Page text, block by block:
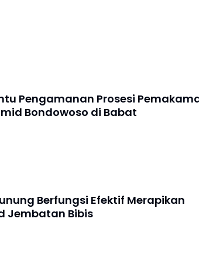
Pengamanan Prosesi
Bondowoso di Babat
Berfungsi Efektif Merapikan
Jembatan Bibis